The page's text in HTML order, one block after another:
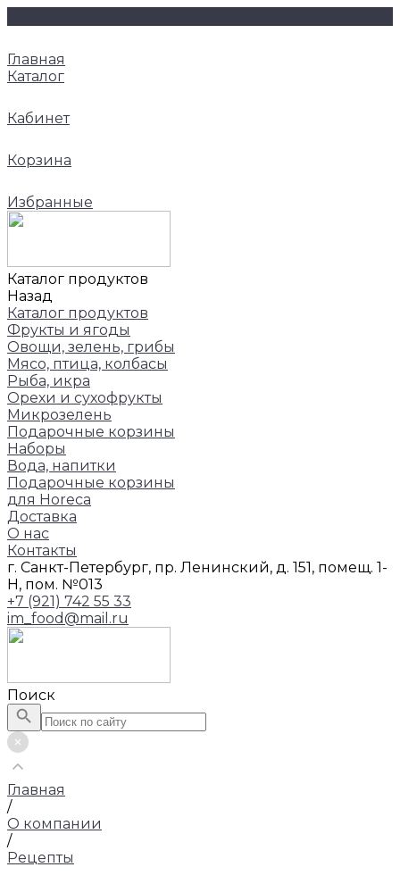
Главная
Каталог
Кабинет
Корзина
Избранные
Каталог продуктов
Назад
Каталог продуктов
Фрукты и ягоды
Овощи, зелень, грибы
Мясо, птица, колбасы
Рыба, икра
Орехи и сухофрукты
Микрозелень
Подарочные корзины
Наборы
Вода, напитки
Подарочные корзины
для Horeca
Доставка
О нас
Контакты
г. Санкт-Петербург, пр. Ленинский, д. 151, помещ. 1-
Н, пом. №013
+7 (921) 742 55 33
im_food@mail.ru
Поиск
Главная
/
О компании
/
Рецепты